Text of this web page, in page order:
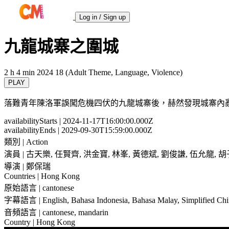
Log in / Sign up
九龍城寨之圍城
2 h 4 min 2024 18 (Adult Theme, Language, Violence)
PLAY
落難青年陳洛軍誤闖危機四伏的九龍城寨後，赫然發現城寨
availabilityStarts | 2024-11-17T16:00:00.000Z
availabilityEnds | 2029-09-30T15:59:00.000Z
類別 | Action
演員 | 古天樂, 任賢齊, 洪金寶, 林峯, 黃德斌, 劉俊謙, 伍允龍,
導演 | 鄭保瑞
Countries | Hong Kong
原始語言 | cantonese
字幕語言 | English, Bahasa Indonesia, Bahasa Malay, Simplified
音頻語言 | cantonese, mandarin
Country | Hong Kong